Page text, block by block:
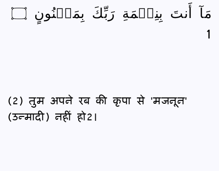
مَآ أَنتَ بِنِعۡمَةِ رَبِّكَ بِمَجۡنُونٍ ۝
1
(2) तुम अपने रब की कृपा से 'मजनून'
(उन्मादी) नहीं हो2।